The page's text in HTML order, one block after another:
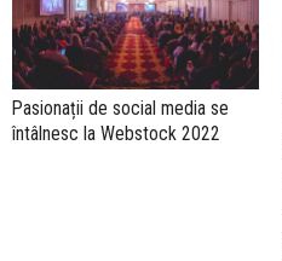
Pasionații de social media se
întâlnesc la Webstock 2022